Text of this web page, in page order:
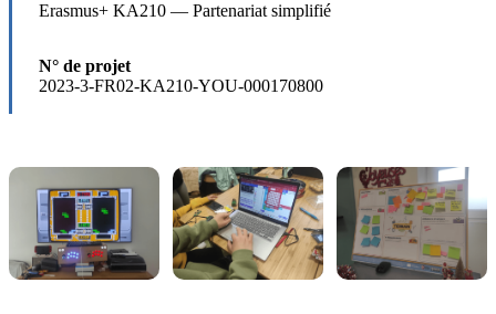
Erasmus+ KA210 — Partenariat simplifié
N° de projet
2023-3-FR02-KA210-YOU-000170800